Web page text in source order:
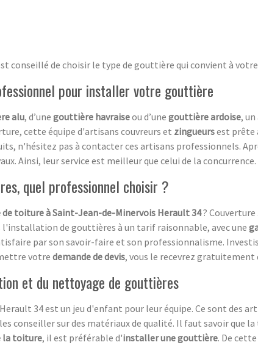
conseillé de choisir le type de gouttière qui convient à
pour installer votre gouttière
alu, d’une gouttière havraiseou d’une gouttière ardoise,
cette équipe d'artisans couvreurs et zingueursest prête
n'hésitez pas à contacter ces artisans professionnels.
Ainsi, leur service est meilleur que celui de la concurrence.
quel professionnel choisir ?
toiture à Saint-Jean-de-Minervois Herault 34? Couverture
de gouttières à un tarif raisonnable, avec une
par son savoir-faire et son professionnalisme.
votre demande de devis, vous le recevrez gratuitement
et du nettoyage de gouttières
34 est un jeu d'enfant pour leur équipe. Ce sont des
conseiller sur des matériaux de qualité. Il faut savoir que
la toiture, il est préférable d'installer une gouttière. De